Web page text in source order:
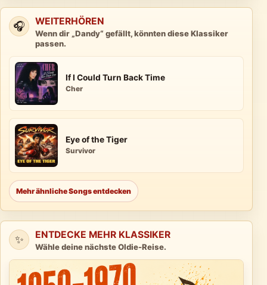
🎧 WEITERHÖREN
Wenn dir „Dandy“ gefällt, könnten diese Klassiker
passen.
If I Could Turn Back Time
Cher
Eye of the Tiger
Survivor
Mehr ähnliche Songs entdecken
✨ ENTDECKE MEHR KLASSIKER
Wähle deine nächste Oldie-Reise.